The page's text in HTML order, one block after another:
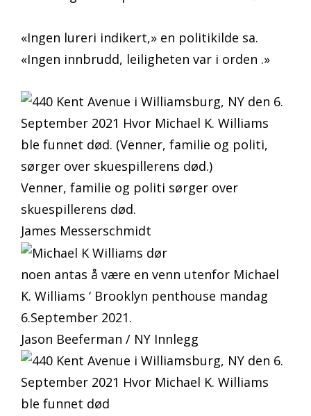
«Ingen lureri indikert,» en politikilde sa.
«Ingen innbrudd, leiligheten var i orden .»
Venner, familie og politi sørger over
skuespillerens død.
James Messerschmidt
noen antas å være en venn utenfor Michael
K. Williams ‘ Brooklyn penthouse mandag
6.September 2021.
Jason Beeferman / NY Innlegg